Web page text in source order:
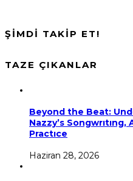
ŞİMDİ TAKİP ET!
TAZE ÇIKANLAR
Beyond the Beat:
Nazzy’s
Practıce
Haziran 28, 2026